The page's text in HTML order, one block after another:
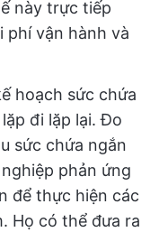
này trực tiếp
phí vận hành và
hoạch sức chứa
đi lặp lại. Đo
sức chứa ngắn
phản ứng
để thực hiện các
Họ có thể đưa ra